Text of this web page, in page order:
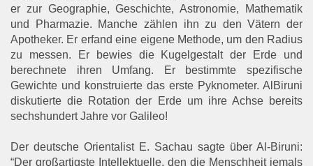
er zur Geographie, Geschichte, Astronomie, Mathematik
und Pharmazie. Manche zählen ihn zu den Vätern der
Apotheker. Er erfand eine eigene Methode, um den Radius
zu messen. Er bewies die Kugelgestalt der Erde und
berechnete ihren Umfang. Er bestimmte spezifische
Gewichte und konstruierte das erste Pyknometer. AlBiruni
diskutierte die Rotation der Erde um ihre Achse bereits
sechshundert Jahre vor Galileo!
Der deutsche Orientalist E. Sachau sagte über Al-Biruni:
“Der großartigste Intellektuelle, den die Menschheit jemals